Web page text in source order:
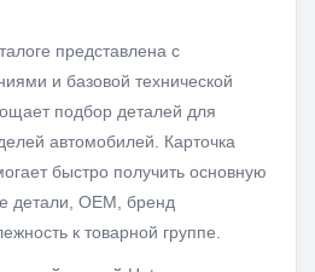
представлена с
и базовой технической
подбор деталей для
автомобилей. Карточка
быстро получить основную
детали, OEM, бренд
к товарной группе.